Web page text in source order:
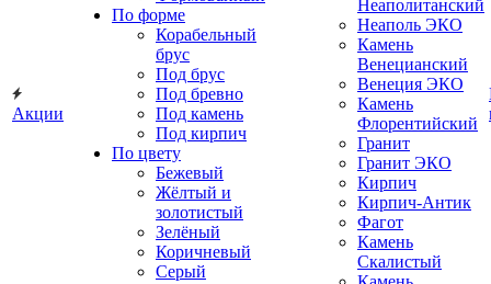
Акции
По форме
Корабельный
брус
Под брус
Под бревно
Под камень
Под кирпич
По цвету
Бежевый
Жёлтый и
золотистый
Зелёный
Коричневый
Серый
Неаполитанский
Неаполь ЭКО
Камень
Венецианский
Венеция ЭКО
Камень
Флорентийский
Гранит
Гранит ЭКО
Кирпич
Кирпич-Антик
Фагот
Камень
Скалистый